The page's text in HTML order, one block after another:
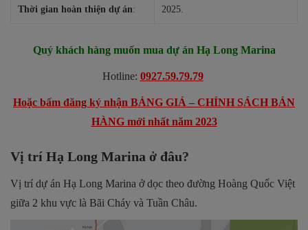
Thời gian hoàn thiện dự án: 2025.
Quý khách hàng muốn mua dự án Hạ Long Marina
Hotline: 0927.59.79.79
Hoặc bấm đăng ký nhận BẢNG GIÁ – CHÍNH SÁCH BÁN
HÀNG mới nhất năm 2023
Vị trí Hạ Long Marina ở đâu?
Vị trí dự án Hạ Long Marina ở dọc theo đường Hoàng Quốc Việt
giữa 2 khu vực là Bãi Cháy và Tuần Châu.